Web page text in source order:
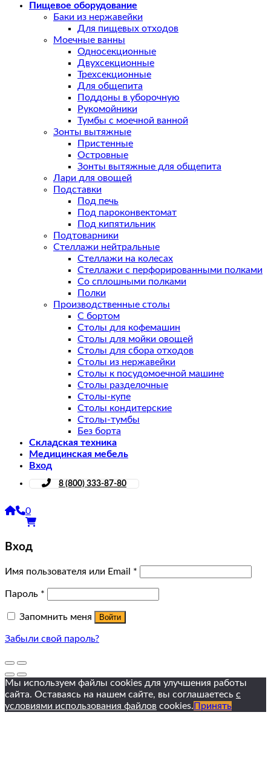
Пищевое оборудование
Баки из нержавейки
Для пищевых отходов
Моечные ванны
Односекционные
Двухсекционные
Трехсекционные
Для общепита
Поддоны в уборочную
Рукомойники
Тумбы с моечной ванной
Зонты вытяжные
Пристенные
Островные
Зонты вытяжные для общепита
Лари для овощей
Подставки
Под печь
Под пароконвектомат
Под кипятильник
Подтоварники
Стеллажи нейтральные
Стеллажи на колесах
Стеллажи с перфорированными полками
Со сплошными полками
Полки
Производственные столы
С бортом
Столы для кофемашин
Столы для мойки овощей
Столы для сбора отходов
Столы из нержавейки
Столы к посудомоечной машине
Столы разделочные
Столы-купе
Столы кондитерские
Столы-тумбы
Без борта
Складская техника
Медицинская мебель
Вход
8 (800) 333-87-80
0
Вход
Имя пользователя или Email *
Пароль *
Запомнить меня Войти
Забыли свой пароль?
Мы используем файлы cookies для улучшения работы
сайта. Оставаясь на нашем сайте, вы соглашаетесь с
условиями использования файлов cookies. Принять